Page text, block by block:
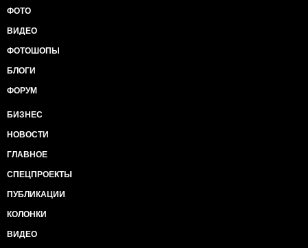
ФОТО
ВИДЕО
ФОТОШОПЫ
БЛОГИ
ФОРУМ
БИЗНЕС
НОВОСТИ
ГЛАВНОЕ
СПЕЦПРОЕКТЫ
ПУБЛИКАЦИИ
КОЛОНКИ
ВИДЕО